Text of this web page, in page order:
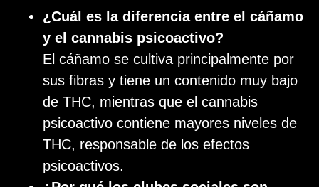
¿Cuál es la diferencia entre el cáñamo
y el cannabis psicoactivo?
El cáñamo se cultiva principalmente por
sus fibras y tiene un contenido muy bajo
de THC, mientras que el cannabis
psicoactivo contiene mayores niveles de
THC, responsable de los efectos
psicoactivos.